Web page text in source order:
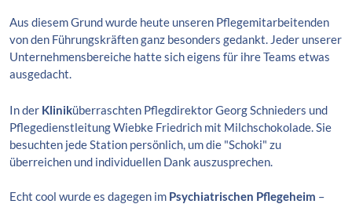
Aus diesem Grund wurde heute unseren Pflegemitarbeitenden
von den Führungskräften ganz besonders gedankt. Jeder unserer
Unternehmensbereiche hatte sich eigens für ihre Teams etwas
ausgedacht.
In der Kliniküberraschten Pflegdirektor Georg Schnieders und
Pflegedienstleitung Wiebke Friedrich mit Milchschokolade. Sie
besuchten jede Station persönlich, um die "Schoki" zu
überreichen und individuellen Dank auszusprechen.
Echt cool wurde es dagegen im Psychiatrischen Pflegeheim –